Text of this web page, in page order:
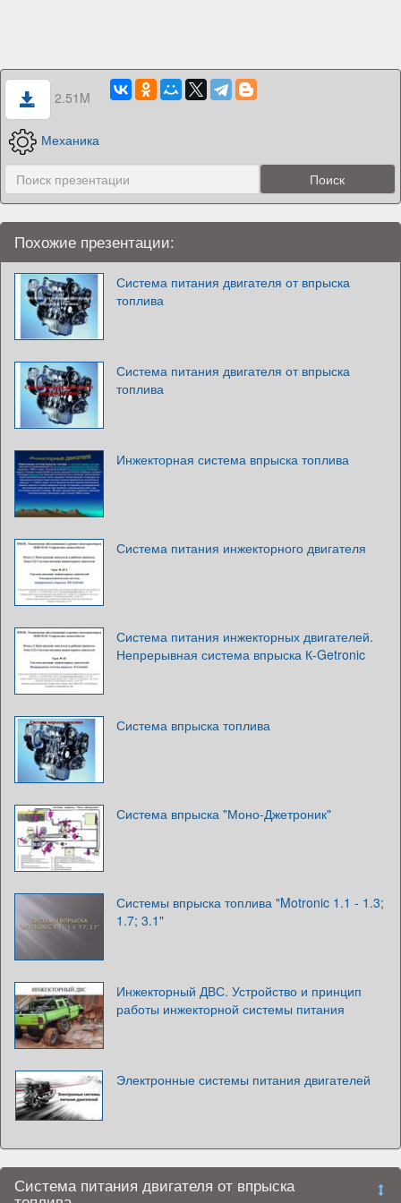
2.51M
Механика
Похожие презентации:
Система питания двигателя от впрыска
топлива
Система питания двигателя от впрыска
топлива
Инжекторная система впрыска топлива
Система питания инжекторного двигателя
Система питания инжекторных двигателей.
Непрерывная система впрыска К-Getronic
Система впрыска топлива
Система впрыска "Моно-Джетроник"
Системы впрыска топлива "Motronic 1.1 - 1.3;
1.7; 3.1"
Инжекторный ДВС. Устройство и принцип
работы инжекторной системы питания
Электронные системы питания двигателей
Система питания двигателя от впрыска